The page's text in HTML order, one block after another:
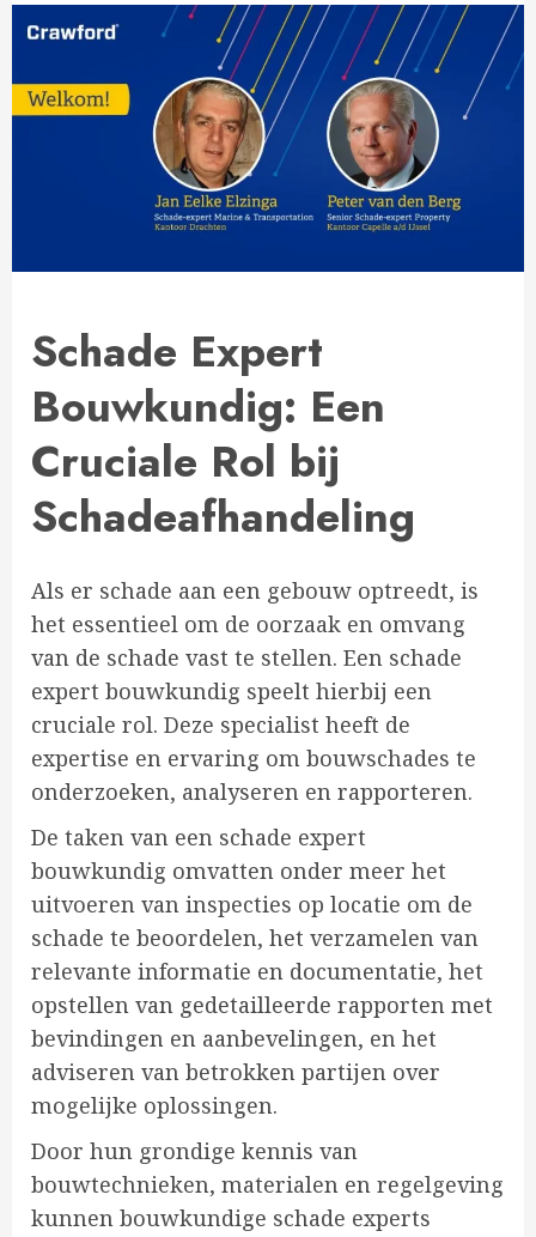
Schade Expert
Bouwkundig: Een
Cruciale Rol bij
Schadeafhandeling
Als er schade aan een gebouw optreedt, is
het essentieel om de oorzaak en omvang
van de schade vast te stellen. Een schade
expert bouwkundig speelt hierbij een
cruciale rol. Deze specialist heeft de
expertise en ervaring om bouwschades te
onderzoeken, analyseren en rapporteren.
De taken van een schade expert
bouwkundig omvatten onder meer het
uitvoeren van inspecties op locatie om de
schade te beoordelen, het verzamelen van
relevante informatie en documentatie, het
opstellen van gedetailleerde rapporten met
bevindingen en aanbevelingen, en het
adviseren van betrokken partijen over
mogelijke oplossingen.
Door hun grondige kennis van
bouwtechnieken, materialen en regelgeving
kunnen bouwkundige schade experts